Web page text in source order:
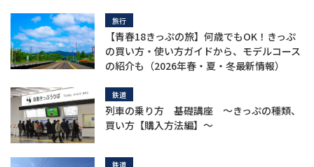
旅行
【青春18きっぷの旅】何歳でもOK！きっぷ
の買い方・使い方ガイドから、モデルコース
の紹介も（2026年春・夏・冬最新情報）
鉄道
列車の乗り方 基礎講座 ～きっぷの種類、
買い方【購入方法編】～
鉄道